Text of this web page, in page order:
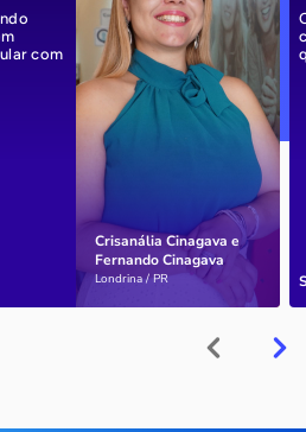
Crisanália Cinagava e
Fernando Cinagava
Londrina / PR
com